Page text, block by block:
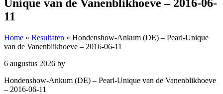
Unique van de Vanenblikhoeve – 2016-06-
11
Home » Resultaten » Hondenshow-Ankum (DE) – Pearl-Unique
van de Vanenblikhoeve – 2016-06-11
6 augustus 2026 by
Hondenshow-Ankum (DE) – Pearl-Unique van de Vanenblikhoeve
– 2016-06-11